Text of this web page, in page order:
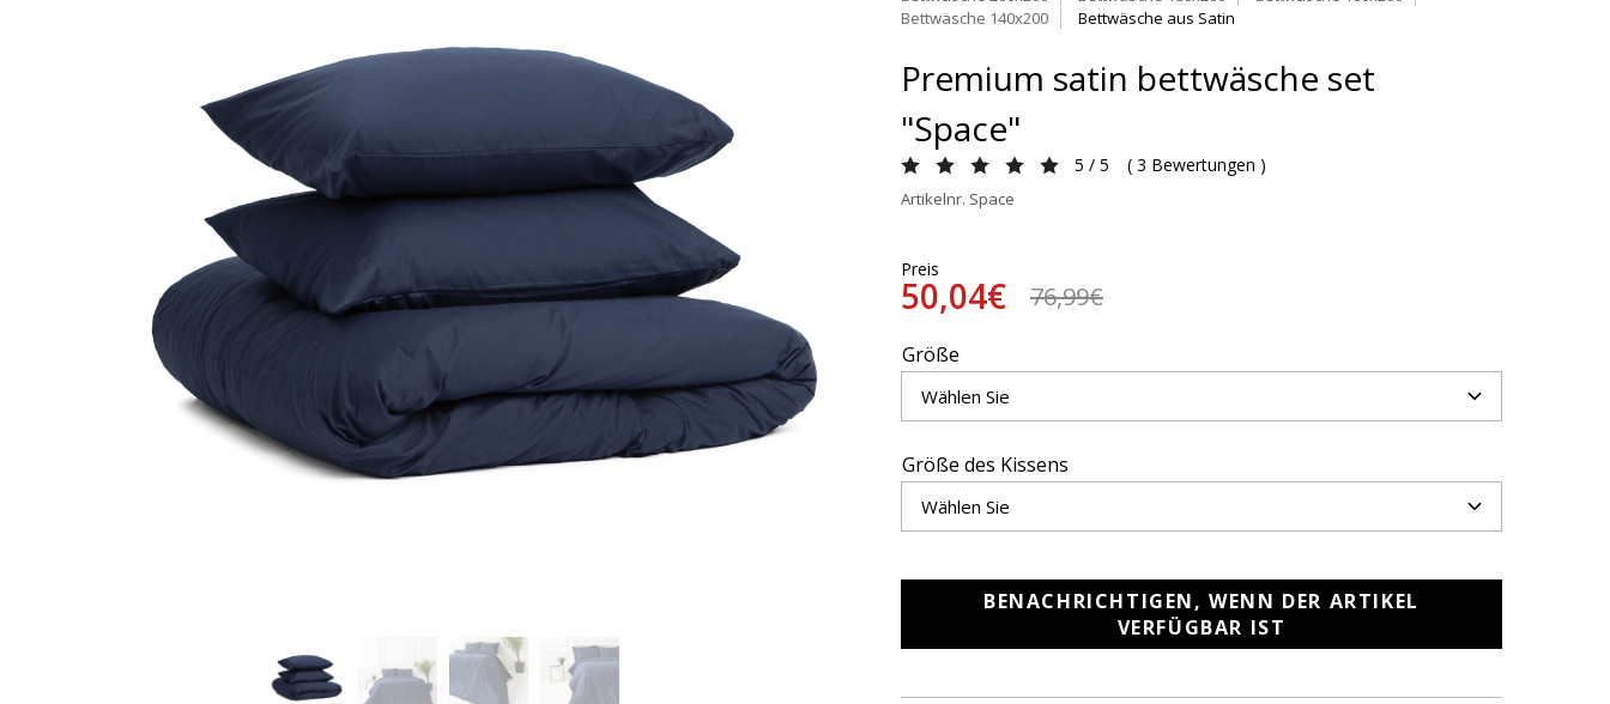
Bettwäsche 140x200
Bettwäsche aus Satin
Premium satin bettwäsche set
"Space"
5 / 5 ( 3 Bewertungen )
Artikelnr. Space
Preis
50,04€ 76,99€
Größe
Größe des Kissens
BENACHRICHTIGEN, WENN DER ARTIKEL
VERFÜGBAR IST